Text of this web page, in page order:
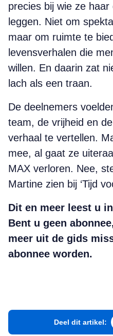
precies bij wie ze
leggen. Niet om
maar om ruimte te
levensverhalen die
willen. En daarin zat
lach als een traan.
De deelnemers
team, de vrijheid en
verhaal te vertellen.
mee, al gaat ze
MAX verloren. Nee,
Martine zien bij ‘Tijd
Dit en meer leest u
Bent u geen
meer uit de gids
abonnee worden.
Deel dit artikel: